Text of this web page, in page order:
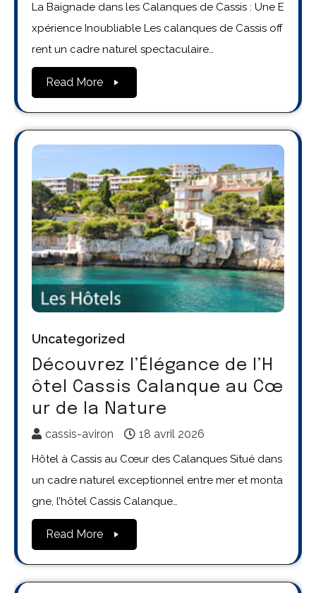
La Baignade dans les Calanques de Cassis : Une E
xpérience Inoubliable Les calanques de Cassis off
rent un cadre naturel spectaculaire…
Read More
Uncategorized
Découvrez l’Élégance de l’H
ôtel Cassis Calanque au Cœ
ur de la Nature
cassis-aviron 18 avril 2026
Hôtel à Cassis au Cœur des Calanques Situé dans
un cadre naturel exceptionnel entre mer et monta
gne, l’hôtel Cassis Calanque…
Read More